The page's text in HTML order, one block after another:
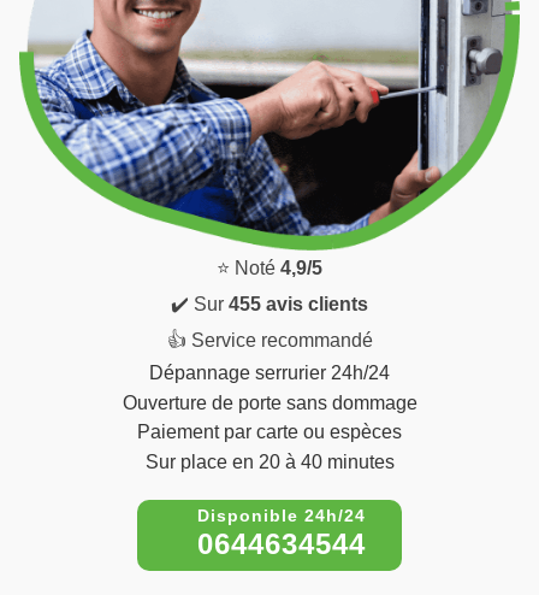
⭐ Noté 4,9/5
✔️ Sur 455 avis clients
👍 Service recommandé
Dépannage serrurier 24h/24
Ouverture de porte sans dommage
Paiement par carte ou espèces
Sur place en 20 à 40 minutes
0644634544